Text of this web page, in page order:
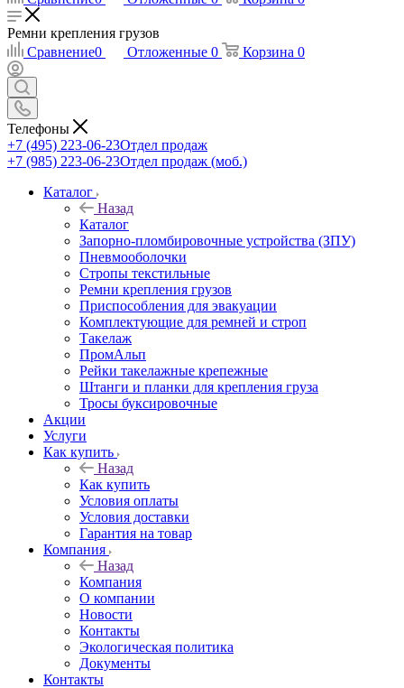
Ремни крепления грузов
Сравнение0 Отложенные 0 Корзина 0
Телефоны
+7 (495) 223-06-23Отдел продаж
+7 (985) 223-06-23Отдел продаж (моб.)
Каталог
Назад
Каталог
Запорно-пломбировочные устройства (ЗПУ)
Пневмооболочки
Стропы текстильные
Ремни крепления грузов
Приспособления для эвакуации
Комплектующие для ремней и строп
Такелаж
ПромАльп
Рейки такелажные крепежные
Штанги и планки для крепления груза
Тросы буксировочные
Акции
Услуги
Как купить
Назад
Как купить
Условия оплаты
Условия доставки
Гарантия на товар
Компания
Назад
Компания
О компании
Новости
Контакты
Экологическая политика
Документы
Контакты